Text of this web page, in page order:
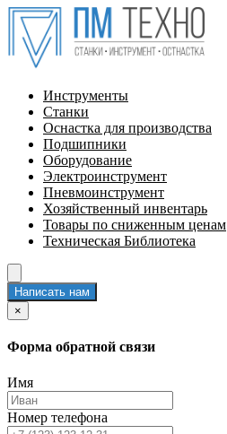
Инструменты
Станки
Оснастка для производства
Подшипники
Оборудование
Электроинструмент
Пневмоинструмент
Хозяйственный инвентарь
Товары по сниженным ценам
Техническая Библиотека
Написать нам
×
Форма обратной связи
Имя
Номер телефона